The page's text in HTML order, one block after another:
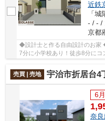
近鉄
「
- / - /
京都
◆設計士と作る自由設計のお
7分に小学校あり！徒歩8分に
売買 | 売地
宇治市折居台4
6
奈良